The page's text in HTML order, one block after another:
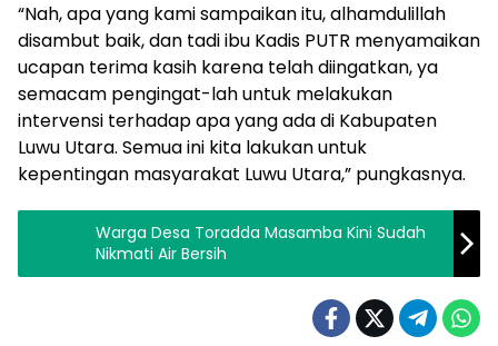
“Nah, apa yang kami sampaikan itu, alhamdulillah
disambut baik, dan tadi ibu Kadis PUTR menyamaikan
ucapan terima kasih karena telah diingatkan, ya
semacam pengingat-lah untuk melakukan
intervensi terhadap apa yang ada di Kabupaten
Luwu Utara. Semua ini kita lakukan untuk
kepentingan masyarakat Luwu Utara,” pungkasnya.
Warga Desa Toradda Masamba Kini Sudah
Nikmati Air Bersih